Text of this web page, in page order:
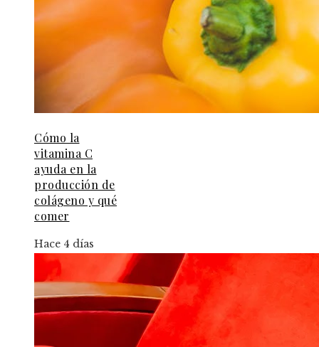
Cómo la
vitamina C
ayuda en la
producción de
colágeno y qué
comer
Hace 4 días